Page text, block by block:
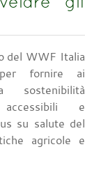
del WWF Italia
fornire ai
sostenibilità
e
su salute del
agricole e